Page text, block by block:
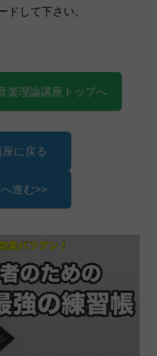
ドして下さい。
楽理論講座トップへ
に戻る
進む>>